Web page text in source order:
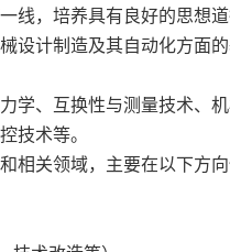
线，培养具有良好的思想
设计制造及其自动化方面
学、互换性与测量技术、
技术等。
相关领域，主要在以下方